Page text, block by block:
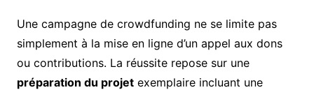
Une campagne de crowdfunding ne se limite pas
simplement à la mise en ligne d’un appel aux dons
ou contributions. La réussite repose sur une
préparation du projetexemplaire incluant une